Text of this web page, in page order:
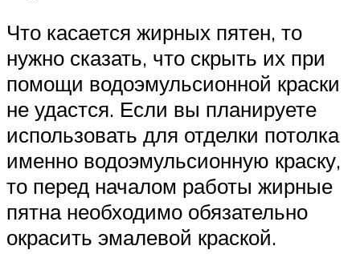
Что касается жирных пятен, то
нужно сказать, что скрыть их при
помощи водоэмульсионной краски
не удастся. Если вы планируете
использовать для отделки потолка
именно водоэмульсионную краску,
то перед началом работы жирные
пятна необходимо обязательно
окрасить эмалевой краской.